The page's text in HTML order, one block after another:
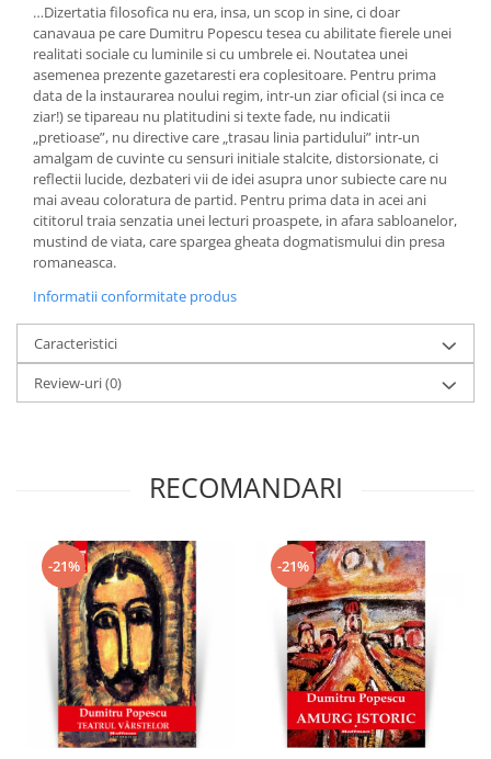
…Dizertatia filosofica nu era, insa, un scop in sine, ci doar
canavaua pe care Dumitru Popescu tesea cu abilitate fierele unei
realitati sociale cu luminile si cu umbrele ei. Noutatea unei
asemenea prezente gazetaresti era coplesitoare. Pentru prima
data de la instaurarea noului regim, intr-un ziar oficial (si inca ce
ziar!) se tipareau nu platitudini si texte fade, nu indicatii
„pretioase”, nu directive care „trasau linia partidului” intr-un
amalgam de cuvinte cu sensuri initiale stalcite, distorsionate, ci
reflectii lucide, dezbateri vii de idei asupra unor subiecte care nu
mai aveau coloratura de partid. Pentru prima data in acei ani
cititorul traia senzatia unei lecturi proaspete, in afara sabloanelor,
mustind de viata, care spargea gheata dogmatismului din presa
romaneasca.
Informatii conformitate produs
Caracteristici
Review-uri(0)
RECOMANDARI
-21% -21%